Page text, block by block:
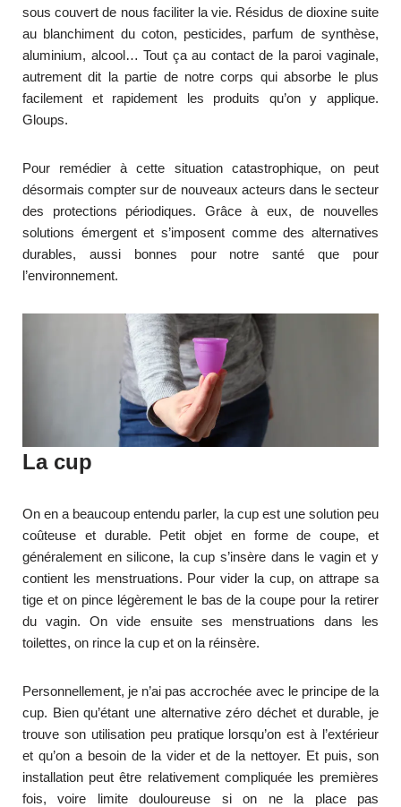
sous couvert de nous faciliter la vie. Résidus de dioxine suite
au blanchiment du coton, pesticides, parfum de synthèse,
aluminium, alcool… Tout ça au contact de la paroi vaginale,
autrement dit la partie de notre corps qui absorbe le plus
facilement et rapidement les produits qu’on y applique.
Gloups.
Pour remédier à cette situation catastrophique, on peut
désormais compter sur de nouveaux acteurs dans le secteur
des protections périodiques. Grâce à eux, de nouvelles
solutions émergent et s’imposent comme des alternatives
durables, aussi bonnes pour notre santé que pour
l’environnement.
La cup
On en a beaucoup entendu parler, la cup est une solution peu
coûteuse et durable. Petit objet en forme de coupe, et
généralement en silicone, la cup s’insère dans le vagin et y
contient les menstruations. Pour vider la cup, on attrape sa
tige et on pince légèrement le bas de la coupe pour la retirer
du vagin. On vide ensuite ses menstruations dans les
toilettes, on rince la cup et on la réinsère.
Personnellement, je n’ai pas accrochée avec le principe de la
cup. Bien qu’étant une alternative zéro déchet et durable, je
trouve son utilisation peu pratique lorsqu’on est à l’extérieur
et qu’on a besoin de la vider et de la nettoyer. Et puis, son
installation peut être relativement compliquée les premières
fois, voire limite douloureuse si on ne la place pas